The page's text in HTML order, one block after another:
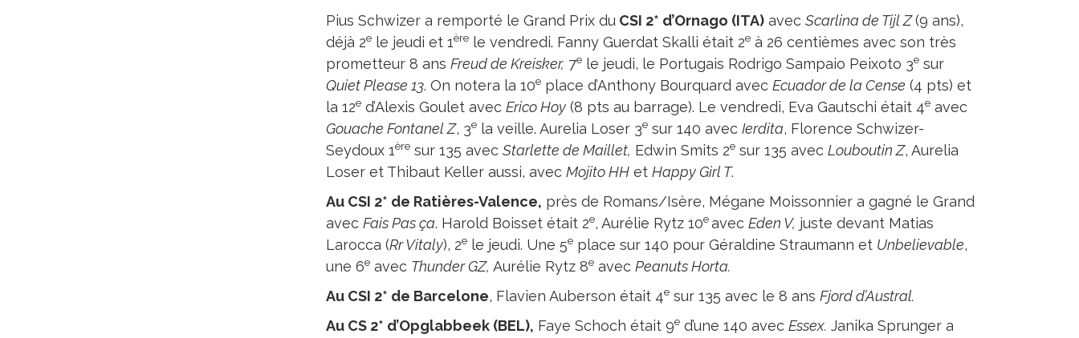
Pius Schwizer a remporté le Grand Prix duCSI 2* d’Ornago (ITA)avec Scarlina de Tijl Z(9 ans),
déjà 2ele jeudi et 1èrele vendredi. Fanny Guerdat Skalli était 2eà 26 centièmes avec son très
prometteur 8 ans Freud de Kreisker, 7ele jeudi, le Portugais Rodrigo Sampaio Peixoto 3esur
Quiet Please 13. On notera la 10eplace d’Anthony Bourquard avec Ecuador de la Cense (4 pts) et
la 12ed’Alexis Goulet avec Erico Hoy(8 pts au barrage). Le vendredi, Eva Gautschi était 4eavec
Gouache Fontanel Z, 3ela veille. Aurelia Loser 3esur 140 avec Ierdita, Florence Schwizer-
Seydoux 1èresur 135 avec Starlette de Maillet, Edwin Smits 2esur 135 avec Louboutin Z, Aurelia
Loser et Thibaut Keller aussi, avec Mojito HHet Happy Girl T.
Au CSI 2* de Ratières-Valence, près de Romans/Isère, Mégane Moissonnier a gagné le Grand
avec Fais Pas ça. Harold Boisset était 2e, Aurélie Rytz 10eavec Eden V, juste devant Matias
Larocca (Rr Vitaly), 2ele jeudi. Une 5eplace sur 140 pour Géraldine Straumann et Unbelievable,
une 6eavec Thunder GZ, Aurélie Rytz 8eavec Peanuts Horta.
Au CSI 2* de Barcelone, Flavien Auberson était 4esur 135 avec le 8 ans Fjord d’Austral.
Au CS 2* d’Opglabbeek (BEL), Faye Schoch était 9ed’une 140 avec Essex. Janika Sprunger a